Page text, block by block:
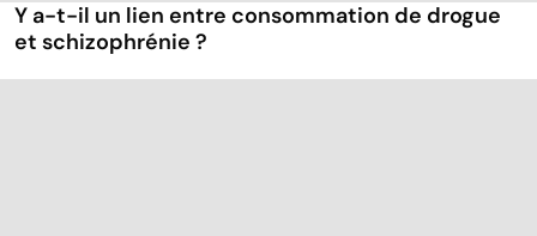
Y a-t-il un lien entre consommation de drogue
et schizophrénie ?